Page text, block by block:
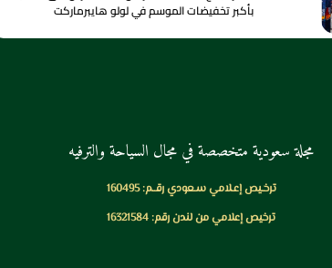
بأكبر تخفيضات الموسم في لولو هايبرماركت
مجلة سعودية متخصصة في مجال السياحة والترفيه
ترخـيص إعـلامي سـعودي رقــم: 160495
ترخيص إعلامي من لندن رقم: 16321584